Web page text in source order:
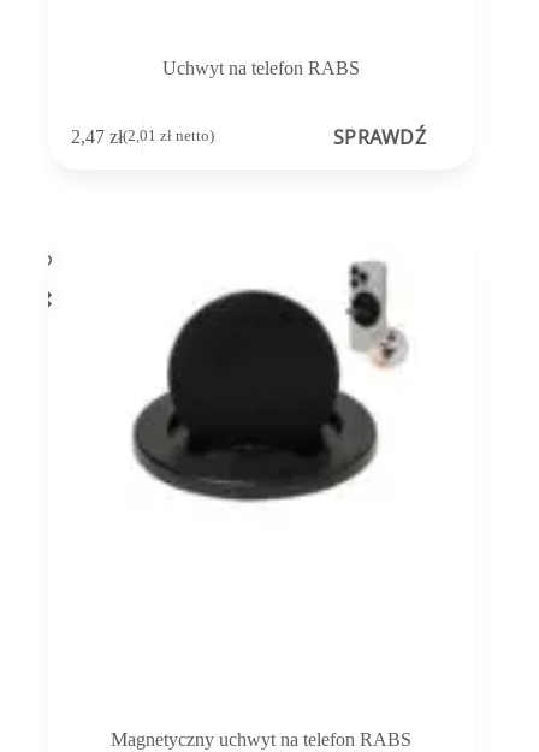
Uchwyt na telefon RABS
2,47zł(2,01zł netto) SPRAWDŹ
Magnetyczny uchwyt na telefon RABS